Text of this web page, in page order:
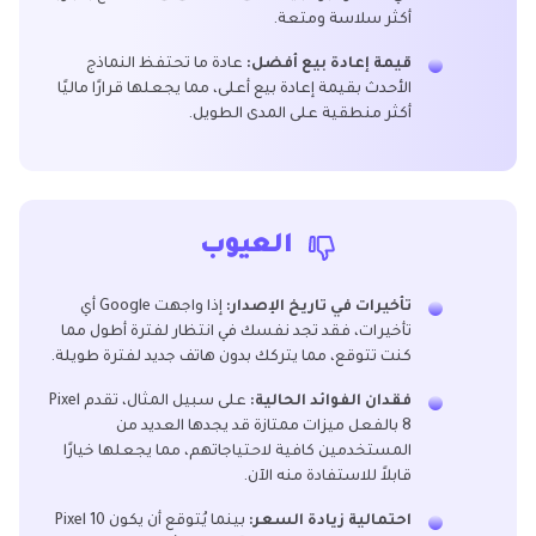
أكثر سلاسة ومتعة.
قيمة إعادة بيع أفضل: عادة ما تحتفظ النماذج
الأحدث بقيمة إعادة بيع أعلى، مما يجعلها قرارًا ماليًا
أكثر منطقية على المدى الطويل.
العيوب
تأخيرات في تاريخ الإصدار:
إذا واجهت Google أي
تأخيرات، فقد تجد نفسك في انتظار لفترة أطول مما
كنت تتوقع، مما يتركك بدون هاتف جديد لفترة طويلة.
فقدان الفوائد الحالية:
على سبيل المثال، تقدم Pixel
8 بالفعل ميزات ممتازة قد يجدها العديد من
المستخدمين كافية لاحتياجاتهم، مما يجعلها خيارًا
قابلاً للاستفادة منه الآن.
احتمالية زيادة السعر:
بينما يُتوقع أن يكون Pixel 10